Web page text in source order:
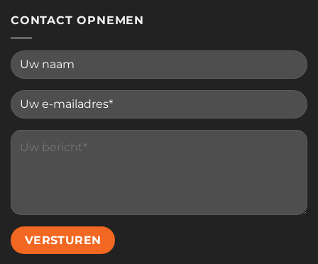
CONTACT OPNEMEN
Please leave this field empty.